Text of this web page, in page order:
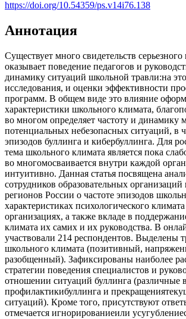
https://doi.org/10.54359/ps.v14i76.138
Аннотация
Существует много свидетельств
оказывает поведение педагогов и
динамику ситуаций школьной травли:на
исследования, и оценки эффективности
программ. В общем виде это влияние
характеристики школьного климата,
во многом определяет частоту и динамику
потенциальных небезопасных ситуаций, в
эпизодов буллинга и кибербуллинга. Для
тема школьного климата является пока
во многомосваивается внутри каждой
интуитивно. Данная статья посвящена
сотрудников образовательных организаций
регионов России о частоте эпизодов
характеристиках психологического
организациях, а также вкладе в
климата их самих и их руководства. В
участвовали 214 респондентов. Выделены
школьного климата (позитивный,
разобщенный). Зафиксированы наиболее
стратегии поведения специалистов и
отношении ситуаций буллинга (различные
профилактикибуллинга и
ситуаций). Кроме того, присутствуют
отмечается игнорированиеили